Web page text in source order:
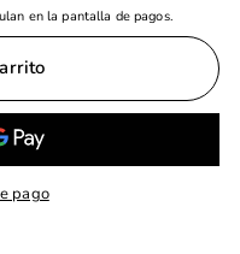
en la pantalla de pagos.
pago